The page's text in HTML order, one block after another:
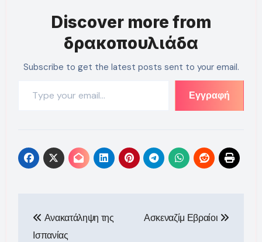
Discover more from
δρακοπουλιάδα
Subscribe to get the latest posts sent to your email.
Εγγραφή
άρθρων
Ανακατάληψη της
Ισπανίας
Ασκεναζίμ Εβραίοι